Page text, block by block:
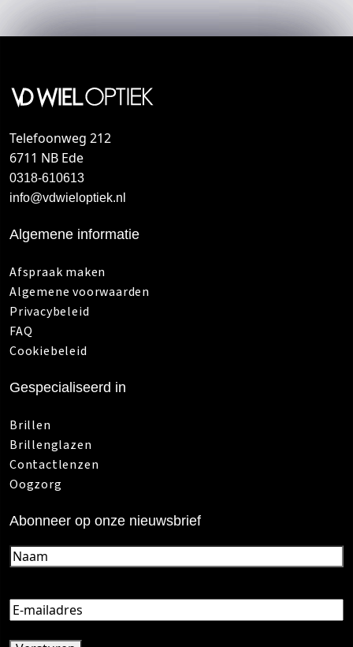
Telefoonweg 212
6711 NB Ede
0318-610613
info@vdwieloptiek.nl
Algemene informatie
Afspraak maken
Algemene voorwaarden
Privacybeleid
FAQ
Cookiebeleid
Gespecialiseerd in
Brillen
Brillenglazen
Contactlenzen
Oogzorg
Abonneer op onze nieuwsbrief
Naam(Vereist)
E-
mailadres(Vereist)